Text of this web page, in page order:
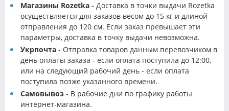
Магазины Rozetka - Доставка в точки выдачи Rozetka
осуществляется для заказов весом до 15 кг и длиной
отправления до 120 см. Если заказ превышает эти
параметры, доставка в точку выдачи невозможна.
Укрпочта - Отправка товаров данным перевозчиком в
день оплаты заказа - если оплата поступила до 12:00,
или на следующий рабочий день - если оплата
поступила позже указанного времени.
Самовывоз - В рабочие дни по графику работы
интернет-магазина.